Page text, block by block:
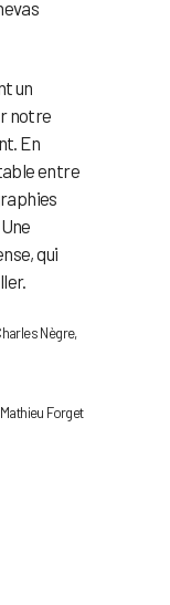
un
notre
En
entre
qui
Nègre,
Forget